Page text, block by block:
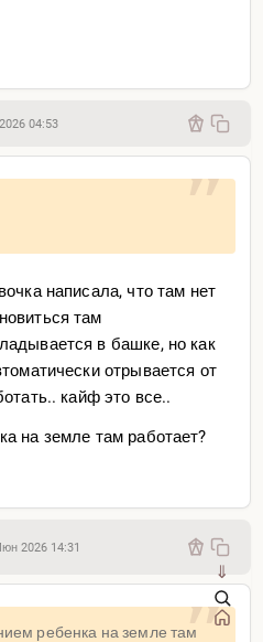
04:53
написала, что там нет
там
в башке, но как
отрывается от
кайф это все..
на земле там работает?
2026 14:31
ребенка на земле там
⇓